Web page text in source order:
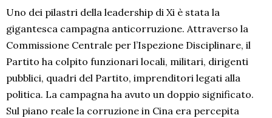
Uno dei pilastri della leadership di Xi è stata la
gigantesca campagna anticorruzione. Attraverso la
Commissione Centrale per l’Ispezione Disciplinare, il
Partito ha colpito funzionari locali, militari, dirigenti
pubblici, quadri del Partito, imprenditori legati alla
politica. La campagna ha avuto un doppio significato.
Sul piano reale la corruzione in Cina era percepita